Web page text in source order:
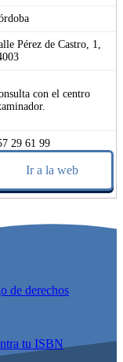
Pérez de Castro, 1,
con el centro
29 61 99
Ir a la web
de derechos
tu ISBN